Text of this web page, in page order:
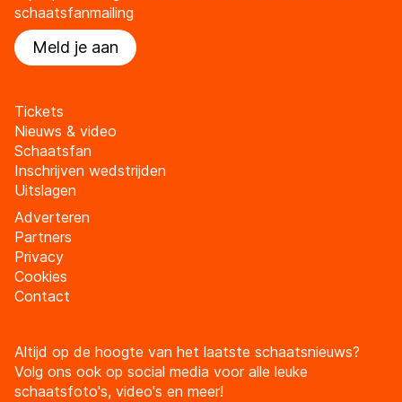
schaatsfanmailing
Meld je aan
Tickets
Nieuws & video
Schaatsfan
Inschrijven wedstrijden
Uitslagen
Adverteren
Partners
Privacy
Cookies
Contact
Altijd op de hoogte van het laatste schaatsnieuws?
Volg ons ook op social media voor alle leuke
schaatsfoto's, video's en meer!